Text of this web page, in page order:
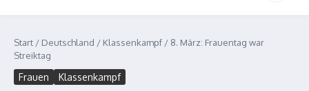
Start / Deutschland / Klassenkampf / 8. März: Frauentag war
Streiktag
Frauen Klassenkampf